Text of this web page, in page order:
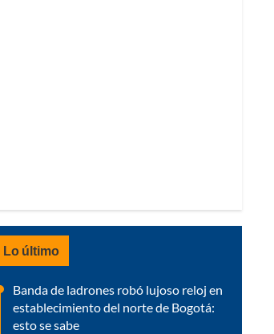
Lo último
Banda de ladrones robó lujoso reloj en
establecimiento del norte de Bogotá:
esto se sabe